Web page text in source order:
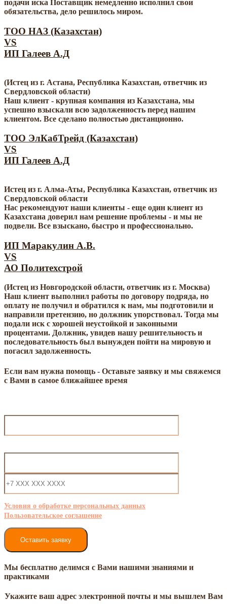
подачи иска Поставщик немедленно исполнил свои
обязательства, дело решилось миром.
ТОО НАЗ (Казахстан)
VS
ИП Галеев А.Д
(Истец из г. Астана, Республика Казахстан, ответчик из
Свердловской области)
Наш клиент - крупная компания из Казахстана, мы
успешно взыскали всю задолженность перед нашим
клиентом. Все сделано полностью дистанционно.
ТОО ЭлКабТрейд (Казахстан)
VS
ИП Галеев А.Д
Истец из г. Алма-Аты, Республика Казахстан, ответчик из
Свердловской области
Нас рекомендуют наши клиенты - еще один клиент из
Казахстана доверил нам решение проблемы - и мы не
подвели. Все взыскано, быстро и профессионально.
ИП Маракулин А.В.
VS
АО Политехстрой
(Истец из Новгородской области, ответчик из г. Москва)
Наш клиент выполнил работы по договору подряда, но
оплату не получил и обратился к нам, мы подготовили и
направили претензию, но должник упорствовал. Тогда мы
подали иск с хорошей неустойкой и законными
процентами. Должник, увидев нашу решительность и
последовательность был вынужден пойти на мировую и
погасил задолженность.
Если вам нужна помощь - Оставьте заявку и мы свяжемся
с Вами в самое ближайшее время
Условия о обработке персональных данных
Пользовательское соглашение
Мы бесплатно делимся с Вами нашими знаниями и
практиками
Укажите ваш адрес электронной почты и мы вышлем Вам